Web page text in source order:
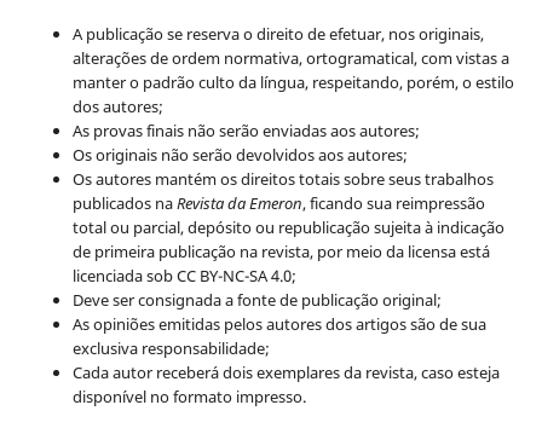
A publicação se reserva o direito de efetuar, nos originais,
alterações de ordem normativa, ortogramatical, com vistas a
manter o padrão culto da língua, respeitando, porém, o estilo
dos autores;
As provas finais não serão enviadas aos autores;
Os originais não serão devolvidos aos autores;
Os autores mantém os direitos totais sobre seus trabalhos
publicados naRevista da Emeron, ficando sua reimpressão
total ou parcial, depósito ou republicação sujeita à indicação
de primeira publicação na revista, por meio da licensa está
licenciada sob CC BY-NC-SA 4.0;
Deve ser consignada a fonte de publicação original;
As opiniões emitidas pelos autores dos artigos são de sua
exclusiva responsabilidade;
Cada autor receberá dois exemplares da revista, caso esteja
disponível no formato impresso.